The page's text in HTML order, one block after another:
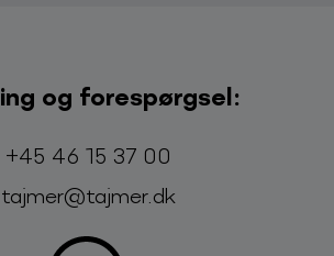
og forespørgsel:
Telefon:
+45 46 15 37 00
E-mail:
tajmer@tajmer.dk